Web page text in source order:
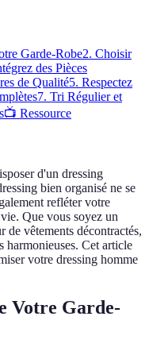
Garde-Robe2. Choisir
des Pièces
de Qualité5. Respectez
7. Tri Régulier et
📺 Ressource
d'un dressing
bien organisé ne se
refléter votre
Que vous soyez un
de vêtements décontractés,
harmonieuses. Cet article
votre dressing homme
Votre Garde-